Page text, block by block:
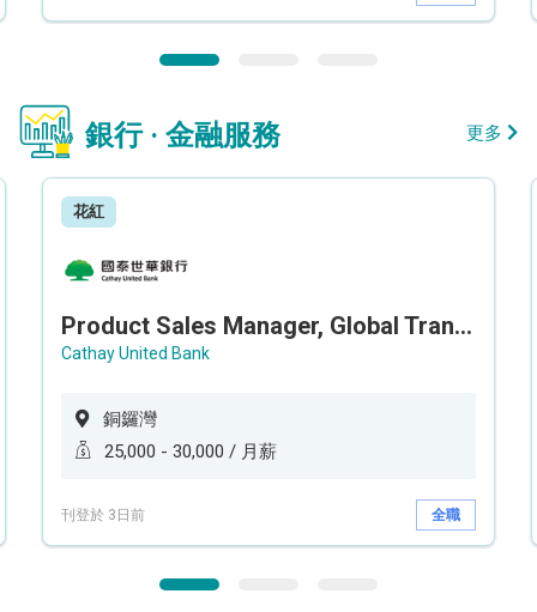
銀行 · 金融服務 更多
花紅
Product Sales Manager, Global Transaction Service (GTS)
Cathay United Bank
銅鑼灣
25,000 - 30,000 / 月薪
刊登於 3日前 全職